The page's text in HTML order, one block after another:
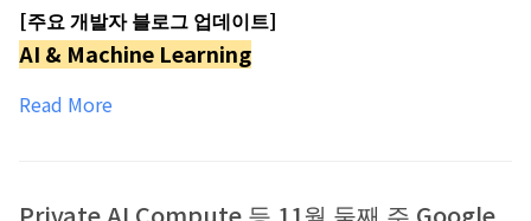
[주요 개발자 블로그 업데이트]
AI & Machine Learning
Read More